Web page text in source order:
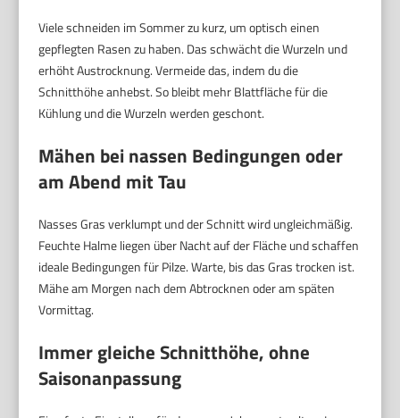
Viele schneiden im Sommer zu kurz, um optisch einen
gepflegten Rasen zu haben. Das schwächt die Wurzeln und
erhöht Austrocknung. Vermeide das, indem du die
Schnitthöhe anhebst. So bleibt mehr Blattfläche für die
Kühlung und die Wurzeln werden geschont.
Mähen bei nassen Bedingungen oder
am Abend mit Tau
Nasses Gras verklumpt und der Schnitt wird ungleichmäßig.
Feuchte Halme liegen über Nacht auf der Fläche und schaffen
ideale Bedingungen für Pilze. Warte, bis das Gras trocken ist.
Mähe am Morgen nach dem Abtrocknen oder am späten
Vormittag.
Immer gleiche Schnitthöhe, ohne
Saisonanpassung